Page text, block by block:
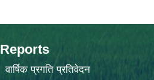
Reports
वार्षिक प्रगति प्रतिवेदन